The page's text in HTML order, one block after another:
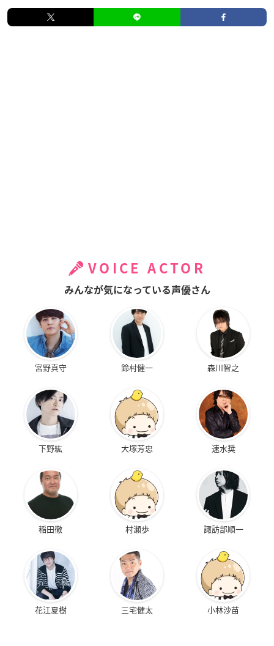
VOICE ACTOR
みんなが気になっている声優さん
宮野真守 鈴村健一 森川智之
下野紘 大塚芳忠 速水奨
稲田徹 村瀬歩 諏訪部順一
花江夏樹 三宅健太 小林沙苗